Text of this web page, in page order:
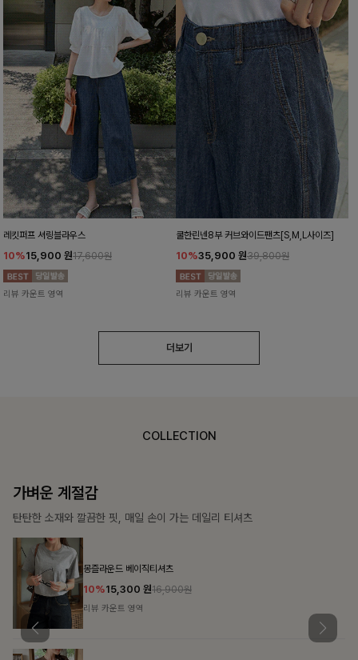
레킷퍼프 셔링블라우스
10%15,900 원17,600원
리뷰 카운트 영역
쿨한린넨8부 커브와이드팬츠[S,M,L사이즈]
10%35,900 원39,800원
리뷰 카운트 영역
더보기
COLLECTION
가장 쉬운 코디
특별한 날부터 일상까지 함께하는 룩